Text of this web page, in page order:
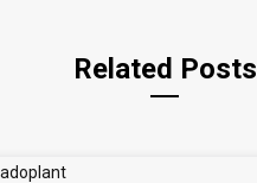
Related Posts